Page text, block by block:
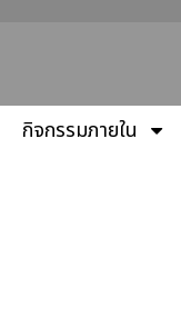
กิจกรรมภายใน